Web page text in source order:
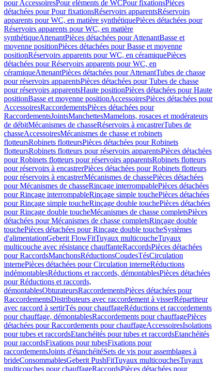
pour AccessoiresPour eléments de WCPour fixationsPièces
détachées pour Pour fixationsRéservoirs apparentsRéservoirs
apparents pour WC, en matière synthétiquePièces détachées pour
Réservoirs apparents pour WC, en matière
synthétiqueAttenantPièces détachées pour AttenantBasse et
moyenne positionPièces détachées pour Basse et moyenne
positionRéservoirs apparents pour WC, en céramiquePièces
détachées pour Réservoirs apparents pour WC, en
céramiqueAttenantPièces détachées pour AttenantTubes de chasse
pour réservoirs apparentsPièces détachées pour Tubes de chasse
pour réservoirs apparentsHaute positionPièces détachées pour Haute
positionBasse et moyenne positionAccessoiresPièces détachées pour
AccessoiresRaccordementsPièces détachées pour
RaccordementsJointsManchettesMamelons, rosaces et modérateurs
de débitMécanismes de chasseRéservoirs à encastrerTubes de
chasseAccessoiresMécanismes de chasse et robinets
flotteursRobinets flotteursPièces détachées pour Robinets
flotteursRobinets flotteurs pour réservoirs apparentsPièces détachées
pour Robinets flotteurs pour réservoirs apparentsRobinets flotteurs
pour réservoirs à encastrerPièces détachées pour Robinets flotteurs
pour réservoirs à encastrerMécanismes de chassePièces détachées
pour Mécanismes de chasseRinçage interrompablePièces détachées
pour Rinçage interrompableRinçage simple touchePièces détachées
pour Rinçage simple toucheRinçage double touchePièces détachées
pour Rinçage double toucheMécanismes de chasse completsPièces
détachées pour Mécanismes de chasse completsRinçage double
touchePièces détachées pour Rinçage double toucheSystèmes
d'alimentationGeberit FlowFitTuyaux multicoucheTuyaux
multicouche avec résistance chauffanteRaccordsPièces détachées
pour RaccordsManchonsRéductionsCoudesTésCirculation
internePièces détachées pour Circulation interneRéductions
indémontablesRéductions et raccords, démontablesPièces détachées
pour Réductions et raccords,
démontablesObturateursRaccordementsPièces détachées pour
RaccordementsDistributeurs avec raccordement à visserRépartiteur
avec raccord à sertirTés pour chauffageRéductions et raccordements
pour chauffage, démontablesRaccordements pour chauffagePièces
détachées pour Raccordements pour chauffageAccessoiresIsolations
pour tubes et raccordsEtanchéités pour tubes et raccordsEtanchéités
pour raccordsFixations pour tubesFixations pour
raccordementsJoints d'étanchéitéSets de vis pour assemblages à
brideConsommablesGeberit PushFitTuyaux multicouchesTuyaux
multicouches pour chauffageRaccordsPièces détachées pour